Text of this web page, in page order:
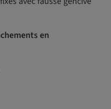
en